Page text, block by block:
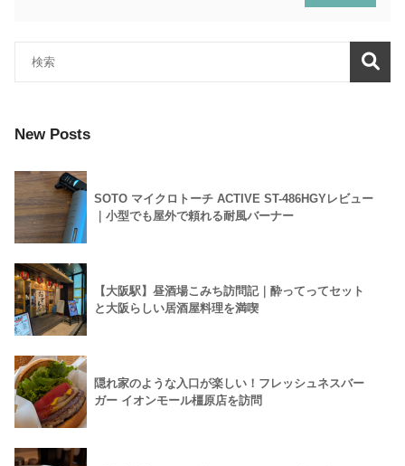
New Posts
SOTO マイクロトーチ ACTIVE ST-486HGYレビュー
｜小型でも屋外で頼れる耐風バーナー
【大阪駅】昼酒場こみち訪問記｜酔ってってセット
と大阪らしい居酒屋料理を満喫
隠れ家のような入口が楽しい！フレッシュネスバー
ガー イオンモール橿原店を訪問